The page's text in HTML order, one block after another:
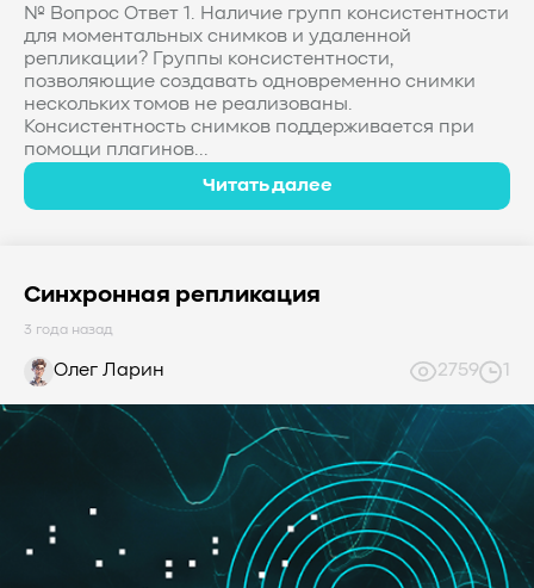
№ Вопрос Ответ 1. Наличие групп консистентности
для моментальных снимков и удаленной
репликации? Группы консистентности,
позволяющие создавать одновременно снимки
нескольких томов не реализованы.
Консистентность снимков поддерживается при
помощи плагинов...
Читать далее
Синхронная репликация
3 года назад
Олег Ларин 2759 1